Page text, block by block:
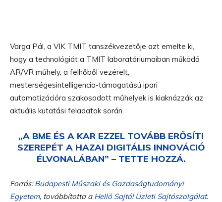
Varga Pál, a VIK TMIT tanszékvezetője azt emelte ki,
hogy a technológiát a TMIT laboratóriumaiban működő
AR/VR műhely, a felhőből vezérelt,
mesterségesintelligencia-támogatású ipari
automatizációra szakosodott műhelyek is kiaknázzák az
aktuális kutatási feladatok során.
„A BME ÉS A KAR EZZEL TOVÁBB ERŐSÍTI
SZEREPÉT A HAZAI DIGITÁLIS INNOVÁCIÓ
ÉLVONALÁBAN” – TETTE HOZZÁ.
Forrás:Budapesti Műszaki és Gazdaságtudományi
Egyetem, továbbította a Helló Sajtó! Üzleti Sajtószolgálat.